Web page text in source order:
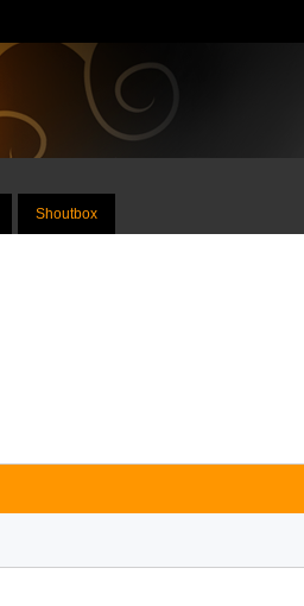
Shoutbox